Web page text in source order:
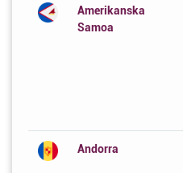
Amerikanska
Samoa
Andorra